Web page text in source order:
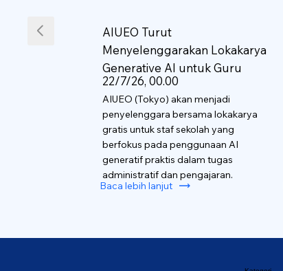
AIUEO Turut
Menyelenggarakan Lokakarya
Generative AI untuk Guru
22/7/26, 00.00
AIUEO (Tokyo) akan menjadi
penyelenggara bersama lokakarya
gratis untuk staf sekolah yang
berfokus pada penggunaan AI
generatif praktis dalam tugas
administratif dan pengajaran.
Baca lebih lanjut